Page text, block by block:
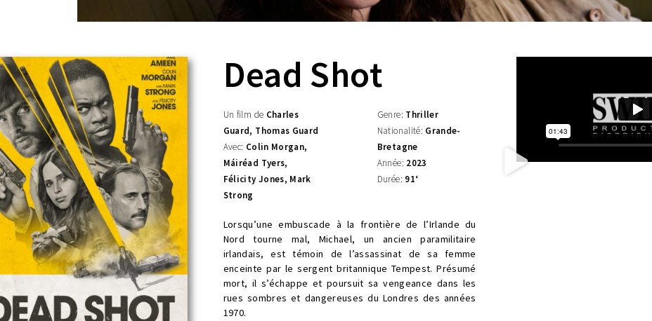
Dead Shot
Un film de Charles
Guard, Thomas Guard
Avec: Colin Morgan,
Máiréad Tyers,
Félicity Jones, Mark
Strong
Genre: Thriller
Nationalité: Grande-
Bretagne
Année: 2023
Durée: 91‘
Lorsqu’une embuscade à la frontière de l’Irlande du
Nord tourne mal, Michael, un ancien paramilitaire
irlandais, est témoin de l’assassinat de sa femme
enceinte par le sergent britannique Tempest. Présumé
mort, il s’échappe et poursuit sa vengeance dans les
rues sombres et dangereuses du Londres des années
1970.